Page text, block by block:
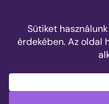
fájdalom és a
– Interjú Lénárt
EDZÉS